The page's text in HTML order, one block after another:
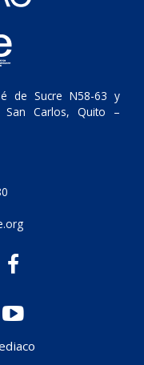
de Sucre N58-63 y
San Carlos, Quito –